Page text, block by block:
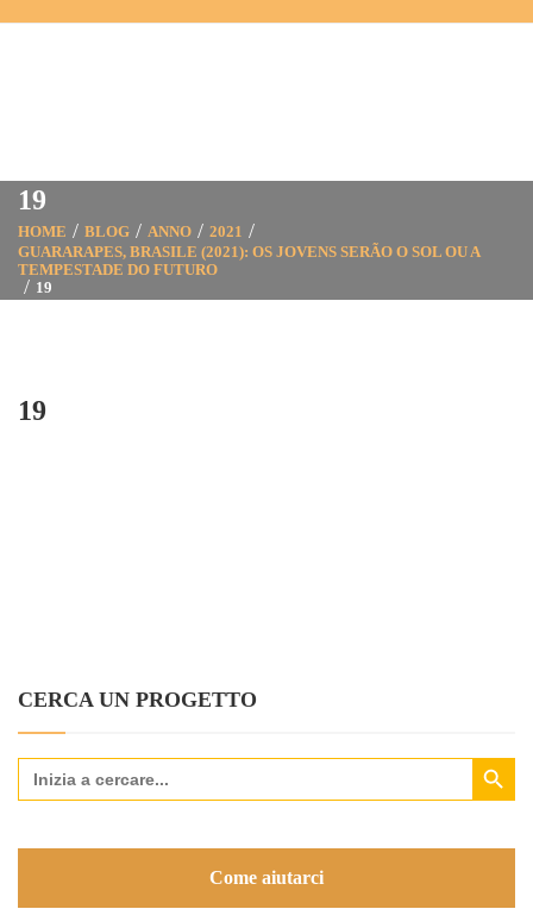
19
HOME BLOG ANNO
2021
GUARARAPES, BRASILE (2021): OS JOVENS SERÃO O SOL OU A
TEMPESTADE DO FUTURO
19
19
CERCA UN PROGETTO
Search
for:
Search Button
Come aiutarci